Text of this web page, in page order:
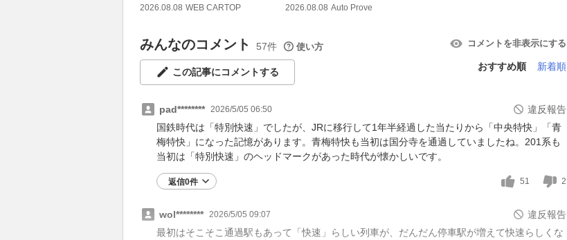
2026.08.08 WEB CARTOP 2026.08.08 Auto Prove
みんなのコメント 57件 使い方 コメントを非表示にする
この記事にコメントする
おすすめ順 新着順
pad******** 2026/5/05 06:50
違反報告
国鉄時代は「特別快速」でしたが、JRに移行して1年半経過した当たりから「中央特快」「青
梅特快」になった記憶があります。青梅特快も当初は国分寺を通過していましたね。201系も
当初は「特別快速」のヘッドマークがあった時代が懐かしいです。
返信0件 51 2
wol******** 2026/5/05 09:07
違反報告
最初はそこそこ通過駅もあって「快速」らしい列車が、だんだん停車駅が増えて快速らしくな